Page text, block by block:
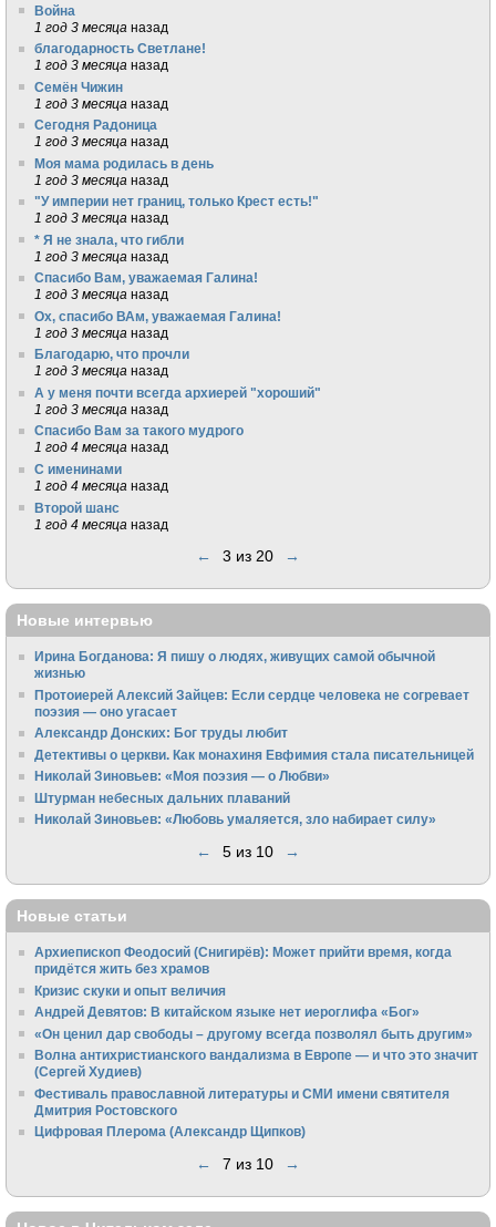
Война
1 год 3 месяца назад
благодарность Светлане!
1 год 3 месяца назад
Семён Чижин
1 год 3 месяца назад
Сегодня Радоница
1 год 3 месяца назад
Моя мама родилась в день
1 год 3 месяца назад
"У империи нет границ, только Крест есть!"
1 год 3 месяца назад
* Я не знала, что гибли
1 год 3 месяца назад
Спасибо Вам, уважаемая Галина!
1 год 3 месяца назад
Ох, спасибо ВАм, уважаемая Галина!
1 год 3 месяца назад
Благодарю, что прочли
1 год 3 месяца назад
А у меня почти всегда архиерей "хороший"
1 год 3 месяца назад
Спасибо Вам за такого мудрого
1 год 4 месяца назад
С именинами
1 год 4 месяца назад
Второй шанс
1 год 4 месяца назад
← 3 из 20 →
Новые интервью
Ирина Богданова: Я пишу о людях, живущих самой обычной
жизнью
Протоиерей Алексий Зайцев: Если сердце человека не согревает
поэзия — оно угасает
Александр Донских: Бог труды любит
Детективы о церкви. Как монахиня Евфимия стала писательницей
Николай Зиновьев: «Моя поэзия — о Любви»
Штурман небесных дальних плаваний
Николай Зиновьев: «Любовь умаляется, зло набирает силу»
← 5 из 10 →
Новые статьи
Архиепископ Феодосий (Снигирёв): Может прийти время, когда
придётся жить без храмов
Кризис скуки и опыт величия
Андрей Девятов: В китайском языке нет иероглифа «Бог»
«Он ценил дар свободы – другому всегда позволял быть другим»
Волна антихристианского вандализма в Европе — и что это значит
(Сергей Худиев)
Фестиваль православной литературы и СМИ имени святителя
Дмитрия Ростовского
Цифровая Плерома (Александр Щипков)
← 7 из 10 →